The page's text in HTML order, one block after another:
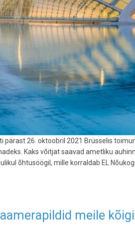
26. oktoobril 2021 Brüsselis
Kaks võitjat saavad ametliku
õhtusöögil, mille korraldab EL
meile